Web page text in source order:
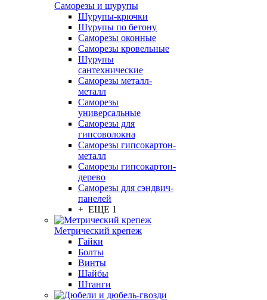
Саморезы и шурупы
Шурупы-крючки
Шурупы по бетону
Саморезы оконные
Саморезы кровельные
Шурупы
сантехнические
Саморезы металл-
металл
Саморезы
универсальные
Саморезы для
гипсоволокна
Саморезы гипсокартон-
металл
Саморезы гипсокартон-
дерево
Саморезы для сэндвич-
панелей
+ ЕЩЕ 1
Метрический крепеж
Гайки
Болты
Винты
Шайбы
Штанги